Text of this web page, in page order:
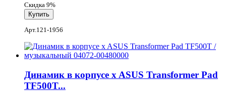
Скидка 9%
Арт.121-1956
Динамик в корпусе x ASUS Transformer Pad
TF500T...